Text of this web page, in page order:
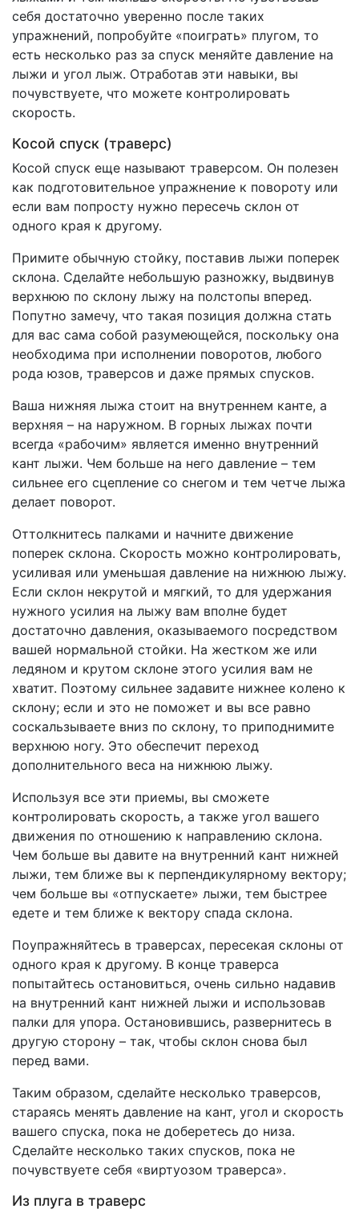
себя достаточно уверенно после таких
упражнений, попробуйте «поиграть» плугом, то
есть несколько раз за спуск меняйте давление на
лыжи и угол лыж. Отработав эти навыки, вы
почувствуете, что можете контролировать
скорость.
Косой спуск (траверс)
Косой спуск еще называют траверсом. Он полезен
как подготовительное упражнение к повороту или
если вам попросту нужно пересечь склон от
одного края к другому.
Примите обычную стойку, поставив лыжи поперек
склона. Сделайте небольшую разножку, выдвинув
верхнюю по склону лыжу на полстопы вперед.
Попутно замечу, что такая позиция должна стать
для вас сама собой разумеющейся, поскольку она
необходима при исполнении поворотов, любого
рода юзов, траверсов и даже прямых спусков.
Ваша нижняя лыжа стоит на внутреннем канте, а
верхняя – на наружном. В горных лыжах почти
всегда «рабочим» является именно внутренний
кант лыжи. Чем больше на него давление – тем
сильнее его сцепление со снегом и тем четче лыжа
делает поворот.
Оттолкнитесь палками и начните движение
поперек склона. Скорость можно контролировать,
усиливая или уменьшая давление на нижнюю лыжу.
Если склон некрутой и мягкий, то для удержания
нужного усилия на лыжу вам вполне будет
достаточно давления, оказываемого посредством
вашей нормальной стойки. На жестком же или
ледяном и крутом склоне этого усилия вам не
хватит. Поэтому сильнее задавите нижнее колено к
склону; если и это не поможет и вы все равно
соскальзываете вниз по склону, то приподнимите
верхнюю ногу. Это обеспечит переход
дополнительного веса на нижнюю лыжу.
Используя все эти приемы, вы сможете
контролировать скорость, а также угол вашего
движения по отношению к направлению склона.
Чем больше вы давите на внутренний кант нижней
лыжи, тем ближе вы к перпендикулярному вектору;
чем больше вы «отпускаете» лыжи, тем быстрее
едете и тем ближе к вектору спада склона.
Поупражняйтесь в траверсах, пересекая склоны от
одного края к другому. В конце траверса
попытайтесь остановиться, очень сильно надавив
на внутренний кант нижней лыжи и использовав
палки для упора. Остановившись, развернитесь в
другую сторону – так, чтобы склон снова был
перед вами.
Таким образом, сделайте несколько траверсов,
стараясь менять давление на кант, угол и скорость
вашего спуска, пока не доберетесь до низа.
Сделайте несколько таких спусков, пока не
почувствуете себя «виртуозом траверса».
Из плуга в траверс